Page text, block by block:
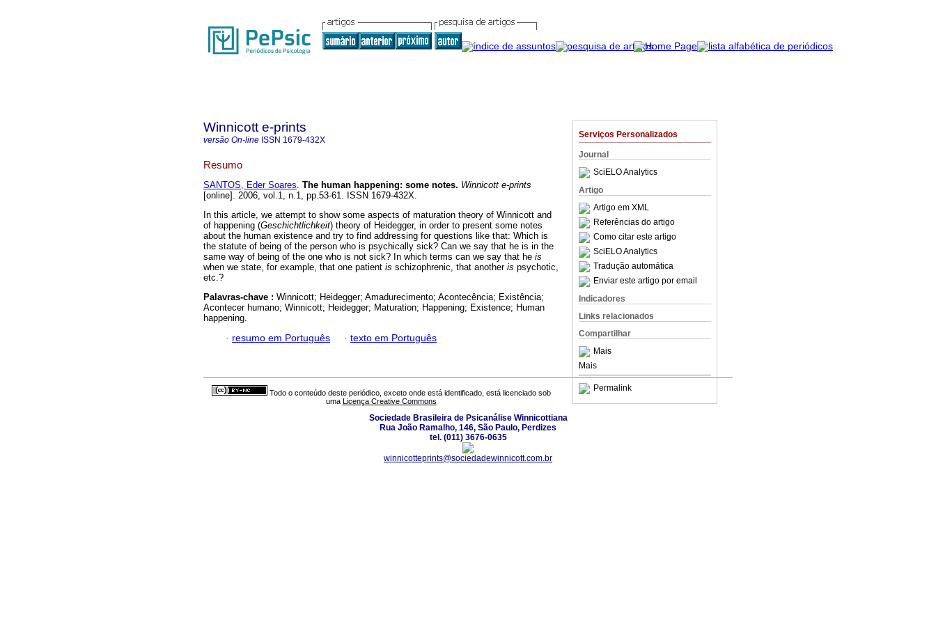
Serviços Personalizados
Journal
SciELO Analytics
Artigo
Artigo em XML
Referências do artigo
Como citar este artigo
SciELO Analytics
Tradução automática
Enviar este artigo por email
Indicadores
Links relacionados
Compartilhar
Mais
Mais
Permalink
Winnicott e-prints
versão On-line ISSN 1679-432X
Resumo
SANTOS, Eder Soares. The human happening: some notes. Winnicott e-prints
[online]. 2006, vol.1, n.1, pp.53-61. ISSN 1679-432X.
In this article, we attempt to show some aspects of maturation theory of Winnicott and
of happening (Geschichtlichkeit) theory of Heidegger, in order to present some notes
about the human existence and try to find addressing for questions like that: Which is
the statute of being of the person who is psychically sick? Can we say that he is in the
same way of being of the one who is not sick? In which terms can we say that he is
when we state, for example, that one patient is schizophrenic, that another is psychotic,
etc.?
Palavras-chave : Winnicott; Heidegger; Amadurecimento; Acontecência; Existência;
Acontecer humano; Winnicott; Heidegger; Maturation; Happening; Existence; Human
happening.
· resumo em Português · texto em Português
Todo o conteúdo deste periódico, exceto onde está identificado, está licenciado sob
uma Licença Creative Commons
Sociedade Brasileira de Psicanálise Winnicottiana
Rua João Ramalho, 146, São Paulo, Perdizes
tel. (011) 3676-0635
winnicotteprints@sociedadewinnicott.com.br